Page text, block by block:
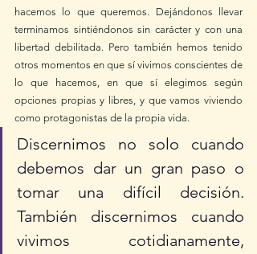
hacemos lo que queremos. Dejándonos llevar
terminamos sintiéndonos sin carácter y con una
libertad debilitada. Pero también hemos tenido
otros momentos en que sí vivimos conscientes de
lo que hacemos, en que sí elegimos según
opciones propias y libres, y que vamos viviendo
como protagonistas de la propia vida.
Discernimos no solo cuando
debemos dar un gran paso o
tomar una difícil decisión.
También discernimos cuando
vivimos cotidianamente,